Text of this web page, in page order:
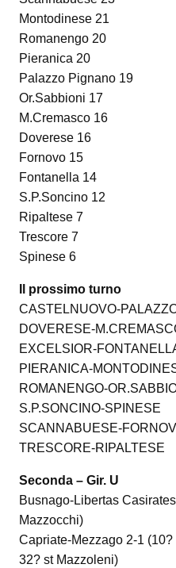
Montodinese 21
Romanengo 20
Pieranica 20
Palazzo Pignano 19
Or.Sabbioni 17
M.Cremasco 16
Doverese 16
Fornovo 15
Fontanella 14
S.P.Soncino 12
Ripaltese 7
Trescore 7
Spinese 6
Il prossimo turno
CASTELNUOVO-
DOVERESE-
EXCELSIOR-
PIERANICA-
ROMANENGO-
S.P.SONCINO-SPINESE
SCANNABUESE-
TRESCORE-RIPALTESE
Seconda – Gir. U
Busnago-Libertas
Mazzocchi)
Capriate-Mezzago 2-1
32? st Mazzoleni)